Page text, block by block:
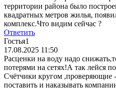
территории района было
квадратных метров жилья,
комплекс.Что видим сейчас ?
Ответить
Гостья1
17.08.2025 11:50
Расценки на воду надо
потерями на сетях!А так лейся
Счётчики кругом ,проверяющие
поставить и наказывать